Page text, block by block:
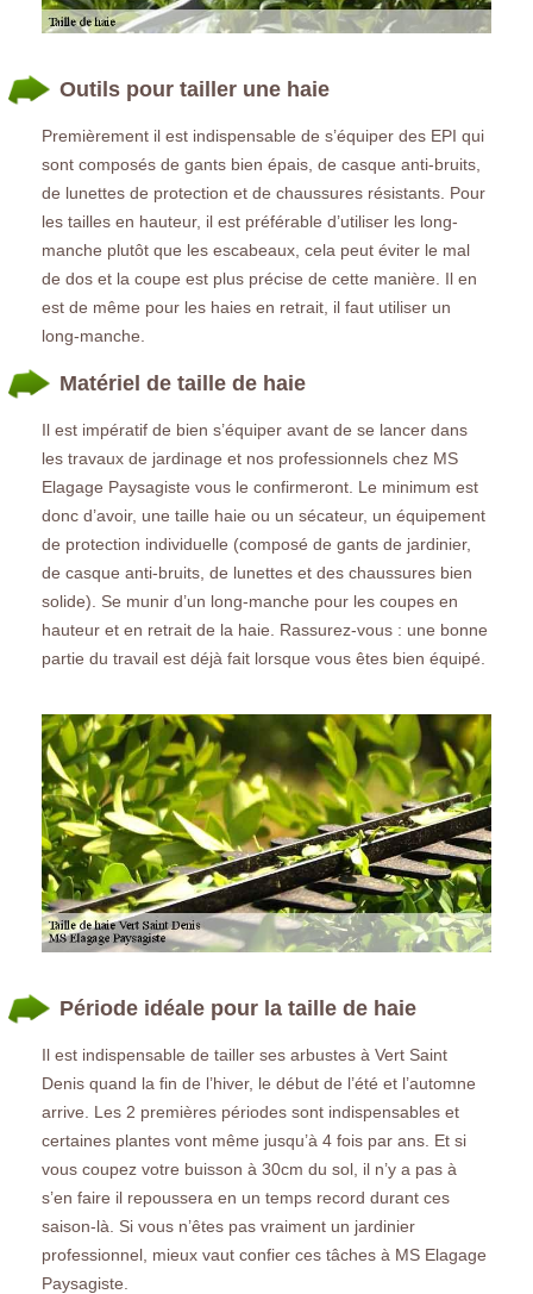
Outils pour tailler une haie
Premièrement il est indispensable de s’équiper des EPI qui
sont composés de gants bien épais, de casque anti-bruits,
de lunettes de protection et de chaussures résistants. Pour
les tailles en hauteur, il est préférable d’utiliser les long-
manche plutôt que les escabeaux, cela peut éviter le mal
de dos et la coupe est plus précise de cette manière. Il en
est de même pour les haies en retrait, il faut utiliser un
long-manche.
Matériel de taille de haie
Il est impératif de bien s’équiper avant de se lancer dans
les travaux de jardinage et nos professionnels chez MS
Elagage Paysagiste vous le confirmeront. Le minimum est
donc d’avoir, une taille haie ou un sécateur, un équipement
de protection individuelle (composé de gants de jardinier,
de casque anti-bruits, de lunettes et des chaussures bien
solide). Se munir d’un long-manche pour les coupes en
hauteur et en retrait de la haie. Rassurez-vous : une bonne
partie du travail est déjà fait lorsque vous êtes bien équipé.
Période idéale pour la taille de haie
Il est indispensable de tailler ses arbustes à Vert Saint
Denis quand la fin de l’hiver, le début de l’été et l’automne
arrive. Les 2 premières périodes sont indispensables et
certaines plantes vont même jusqu’à 4 fois par ans. Et si
vous coupez votre buisson à 30cm du sol, il n’y a pas à
s’en faire il repoussera en un temps record durant ces
saison-là. Si vous n’êtes pas vraiment un jardinier
professionnel, mieux vaut confier ces tâches à MS Elagage
Paysagiste.